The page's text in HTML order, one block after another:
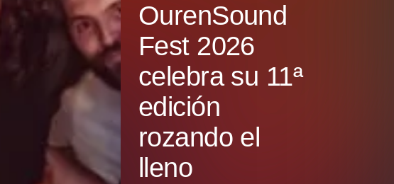
OurenSound
Fest 2026
celebra su 11ª
edición
rozando el
lleno